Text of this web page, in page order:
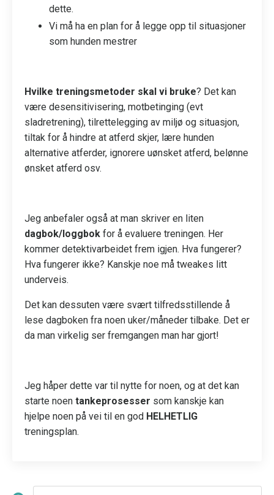
dette.
Vi må ha en plan for å legge opp til situasjoner
som hunden mestrer
Hvilke treningsmetoder skal vi bruke? Det kan
være desensitivisering, motbetinging (evt
sladretrening), tilrettelegging av miljø og situasjon,
tiltak for å hindre at atferd skjer, lære hunden
alternative atferder, ignorere uønsket atferd, belønne
ønsket atferd osv.
Jeg anbefaler også at man skriver en liten
dagbok/loggbok for å evaluere treningen. Her
kommer detektivarbeidet frem igjen. Hva fungerer?
Hva fungerer ikke? Kanskje noe må tweakes litt
underveis.
Det kan dessuten være svært tilfredsstillende å
lese dagboken fra noen uker/måneder tilbake. Det er
da man virkelig ser fremgangen man har gjort!
Jeg håper dette var til nytte for noen, og at det kan
starte noen tankeprosesser som kanskje kan
hjelpe noen på vei til en god HELHETLIG
treningsplan.